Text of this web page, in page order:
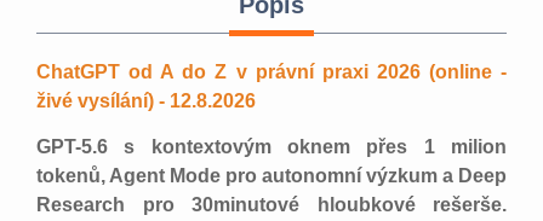
ChatGPT od A do Z v právní praxi 2026 (online -
živé vysílání) - 12.8.2026
GPT-5.6 s kontextovým oknem přes 1 milion
tokenů, Agent Mode pro autonomní výzkum a Deep
Research pro 30minutové hloubkové rešerše.